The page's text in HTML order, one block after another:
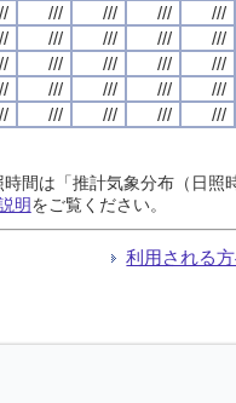
/// /// ///
///
/// /// ///
///
/// /// ///
///
/// /// ///
///
/// /// /// ///
間は「推計気象分布（日
明をご覧ください。
利用される